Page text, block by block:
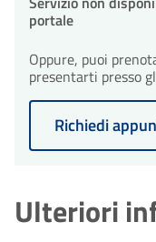
portale
Oppure, puoi
presentarti presso
Richiedi
Ulteriori